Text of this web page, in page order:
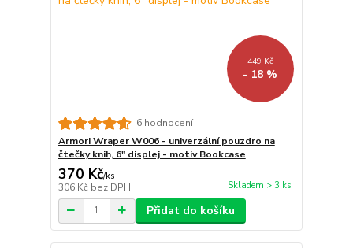
449 Kč
- 18 %
6 hodnocení
Armori Wraper W006 - univerzální pouzdro na
čtečky knih, 6" displej - motiv Bookcase
370 Kč/ks
306 Kč bez DPH Skladem > 3 ks
Přidat do košíku